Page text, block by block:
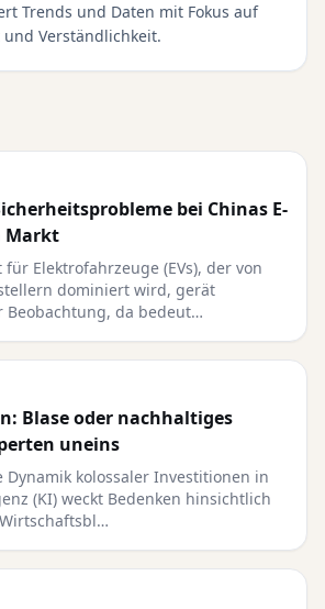
Trends und Daten mit Fokus auf
und Verständlichkeit.
bei Chinas E-
Markt
Elektrofahrzeuge (EVs), der von
dominiert wird, gerät
Beobachtung, da bedeut…
Blase oder nachhaltiges
uneins
Dynamik kolossaler Investitionen in
(KI) weckt Bedenken hinsichtlich